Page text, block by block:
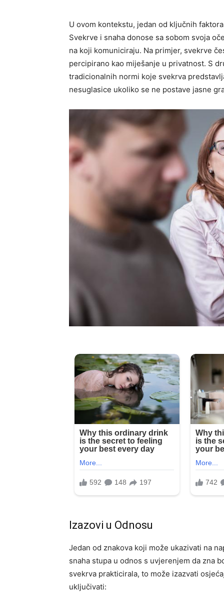
U ovom kontekstu, jedan od ključnih
Svekrve i snaha donose sa sobom svoja
na koji komuniciraju. Na primjer, svekrve
percipirano kao miješanje u privatnost. S
tradicionalnih normi koje svekrva
nesuglasice ukoliko se ne postave jasne
Izazovi u Odnosu
Jedan od znakova koji može ukazivati na
snaha stupa u odnos s uvjerenjem da zna
svekrva prakticirala, to može izazvati
uključivati: